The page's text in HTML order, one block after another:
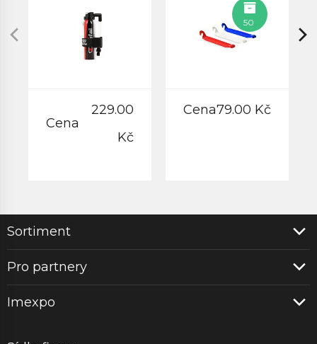
Cena
229.00
Kč
50
Cena79.00 Kč
Sortiment
Pro partnery
Imexpo